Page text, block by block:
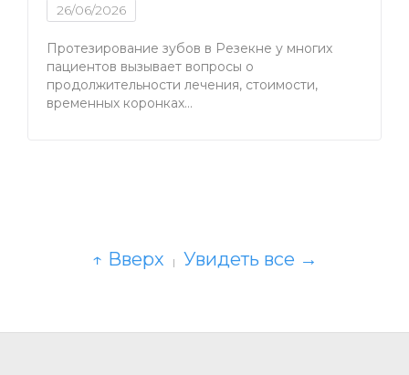
26/06/2026
Протезирование зубов в Резекне у многих
пациентов вызывает вопросы о
продолжительности лечения, стоимости,
временных коронках…
↑ Вверх | Увидеть все →